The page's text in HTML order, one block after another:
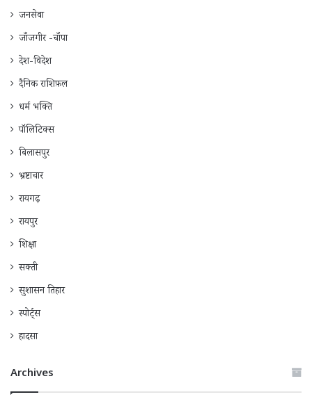
जनसेवा
जाँजगीर -चाँपा
देश-विदेश
दैनिक राशिफ़ल
धर्म भक्ति
पॉलिटिक्स
बिलासपुर
भ्रष्टाचार
रायगढ़
रायपुर
शिक्षा
सक्ती
सुशासन तिहार
स्पोर्ट्स
हादसा
Archives